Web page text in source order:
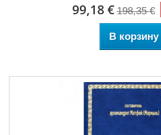
99,18 € 198,35 €
В корзину